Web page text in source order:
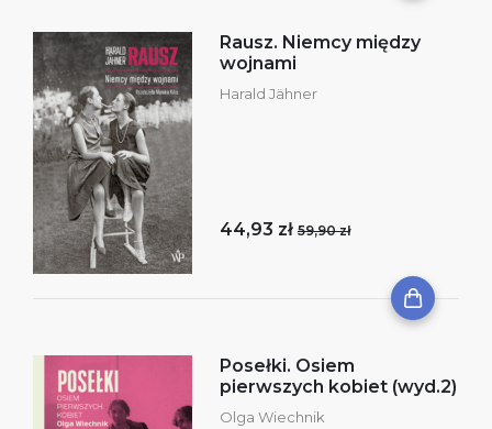
Rausz. Niemcy między
wojnami
Harald Jähner
44,93 zł 59,90 zł
Posełki. Osiem
pierwszych kobiet (wyd.2)
Olga Wiechnik